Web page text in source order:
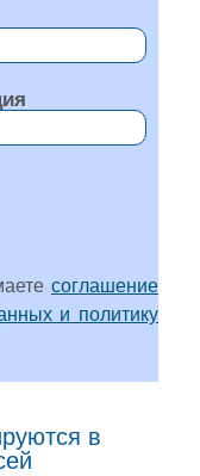
соглашение
и политику
в